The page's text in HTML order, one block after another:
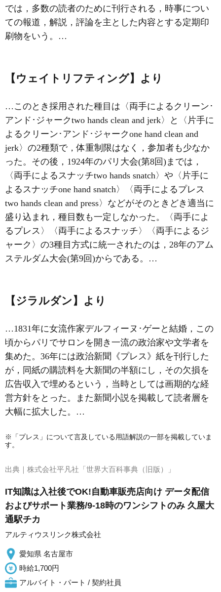
では，多数の読者のために刊行される，時事につい
ての報道，解説，評論を主とした内容とする定期印
刷物をいう。…
【ウェイトリフティング】より
…このとき採用された種目は〈両手によるクリーン･
アンド･ジャークtwo hands clean and jerk〉と〈片手に
よるクリーン･アンド･ジャークone hand clean and
jerk〉の2種類で，体重制限はなく，参加者も少なか
った。その後，1924年のパリ大会(第8回)までは，
〈両手によるスナッチtwo hands snatch〉や〈片手に
よるスナッチone hand snatch〉〈両手によるプレス
two hands clean and press〉などがそのときどき適当に
盛り込まれ，種目数も一定しなかった。〈両手によ
るプレス〉〈両手によるスナッチ〉〈両手によるジ
ャーク〉の3種目方式に統一されたのは，28年のアム
ステルダム大会(第9回)からである。…
【ジラルダン】より
…1831年に女流作家デルフィーヌ･ゲーと結婚，この
頃からパリでサロンを開き一流の政治家や文学者を
集めた。36年には政治新聞《プレス》紙を刊行した
が，同紙の購読料を大新聞の半額にし，その欠損を
広告収入で埋めるという，当時としては画期的な経
営方針をとった。また新聞小説を掲載して読者層を
大幅に拡大した。…
※「プレス」について言及している用語解説の一部を掲載していま
す。
出典｜ 株式会社平凡社「世界大百科事典（旧版）」
IT知識は入社後でOK!自動車販売店向け データ配信
およびサポート業務/9-18時のワンシフトのみ 久屋大
通駅チカ
アルティウスリンク株式会社
愛知県 名古屋市
時給1,700円
アルバイト・パート / 契約社員